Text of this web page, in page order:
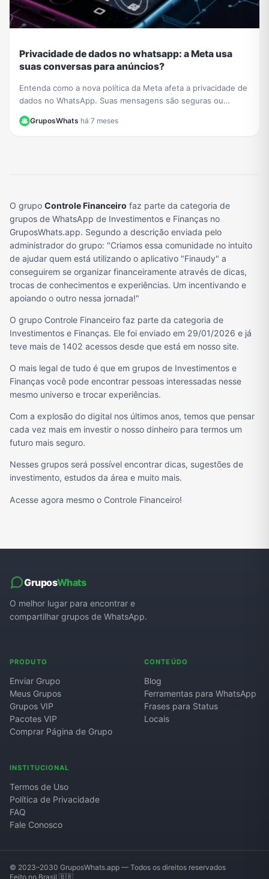
Privacidade de dados no whatsapp: a Meta usa
suas conversas para anúncios?
Entenda como a nova política da Meta afeta a privacidade de
dados no WhatsApp. Suas mensagens são seguras ou
GruposWhats·há 7 meses
O grupo Controle Financeiro faz parte da categoria de
grupos de WhatsApp de Investimentos e Finanças no
GruposWhats.app. Segundo a descrição enviada pelo
administrador do grupo: "Criamos essa comunidade no intuito
de ajudar quem está utilizando o aplicativo "Finaudy" a
conseguirem se organizar financeiramente através de dicas,
trocas de conhecimentos e experiências. Um incentivando e
apoiando o outro nessa jornada!"
O grupo Controle Financeiro faz parte da categoria de
Investimentos e Finanças. Ele foi enviado em 29/01/2026 e já
teve mais de 1402 acessos desde que está em nosso site.
O mais legal de tudo é que em grupos de Investimentos e
Finanças você pode encontrar pessoas interessadas nesse
mesmo universo e trocar experiências.
Com a explosão do digital nos últimos anos, temos que pensar
cada vez mais em investir o nosso dinheiro para termos um
futuro mais seguro.
Nesses grupos será possível encontrar dicas, sugestões de
investimento, estudos da área e muito mais.
Acesse agora mesmo o Controle Financeiro!
GruposWhats
O melhor lugar para encontrar e
compartilhar grupos de WhatsApp.
PRODUTO
Enviar Grupo
Meus Grupos
Grupos VIP
Pacotes VIP
Comprar Página de Grupo
CONTEÚDO
Blog
Ferramentas para WhatsApp
Frases para Status
Locais
INSTITUCIONAL
Termos de Uso
Política de Privacidade
FAQ
Fale Conosco
© 2023–2030 GruposWhats.app — Todos os direitos reservados
Feito no Brasil 🇧🇷